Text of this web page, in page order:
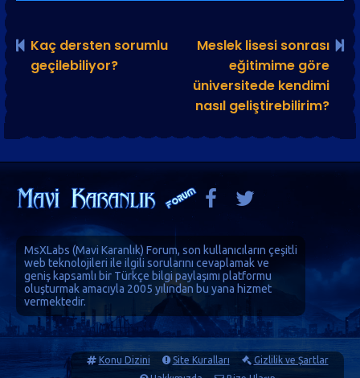
Kaç dersten sorumlu
geçilebiliyor?
Meslek lisesi sonrası
eğitimime göre
üniversitede kendimi
nasıl geliştirebilirim?
MsXLabs (Mavi Karanlık) Forum, son kullanıcıların çeşitli
web teknolojileri ile ilgili sorularını cevaplamak ve
geniş kapsamlı bir Türkçe bilgi paylaşımı platformu
oluşturmak amacıyla 2005 yılından bu yana hizmet
vermektedir.
Konu Dizini Site Kuralları
Gizlilik ve Şartlar